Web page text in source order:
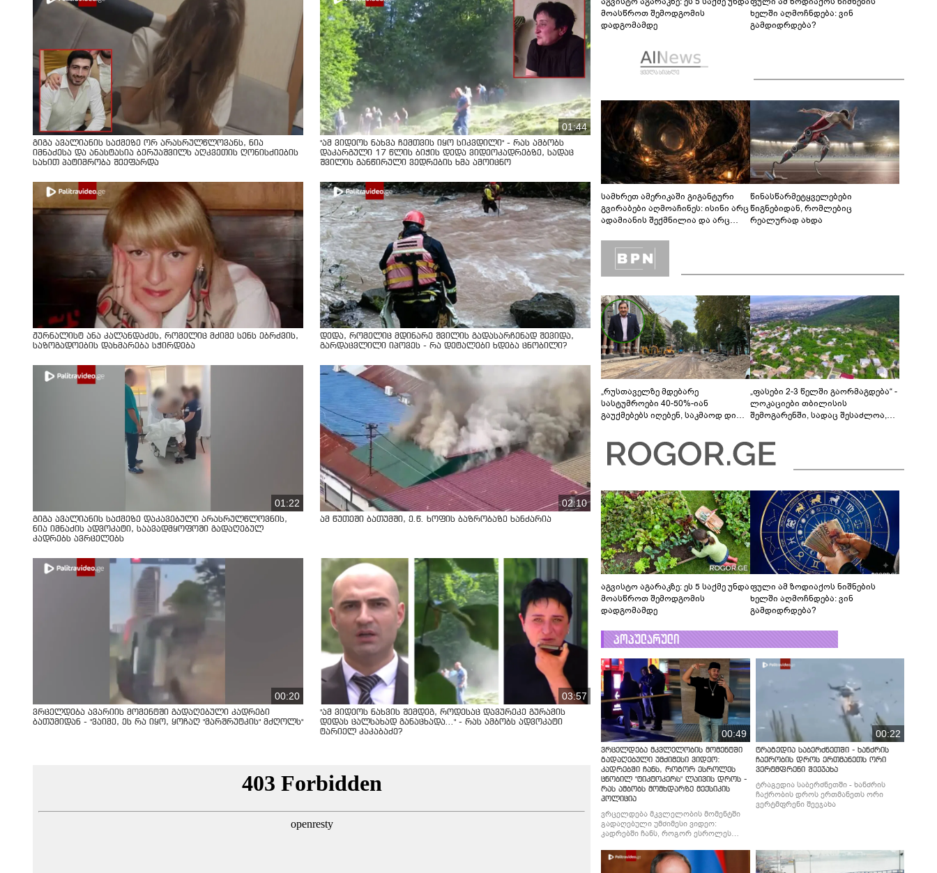
გიგა ავალიანის საქმეზე ორ არასრულწლოვანს, ნია
იმნაძესა და ანასტასია ბერუაშვილს აღკვეთის ღონისძიების
სახით პატიმრობა შეეფარდა
01:44
"ამ ვიდეოს ნახვა ჩემთვის იყო სიკვდილი" - რას ამბობს
დაკარგული 17 წლის ბიჭის დედა ვიდეოკადრებზე, სადაც
შვილის განწირული ვედრების ხმა ამოიცნო
ჟურნალისტ ანა კალანდაძეს, რომელიც მძიმე სენს ებრძვის,
საზოგადოების დახმარება სჭირდება
დედა, რომელიც მდინარე შვილის გადასარჩენად შევიდა,
გარდაცვლილი იპოვეს - რა დეტალები ხდება ცნობილი?
01:22
გიგა ავალიანის საქმეზე დაკავებული არასრულწლოვნის,
ნია იმნაძის ადვოკატი, საავადმყოფოში გადაღებულ
კადრებს ავრცელებს
02:10
ამ წუთეში ბათუმში, ე.წ. ხოფის ბაზრობაზე ხანძარია
00:20
ვრცელდება ავარიის მომენტში გადაღებული კადრები
ბათუმიდან - "ვაიმე, ეს რა იყო, ყოჩაღ "მარშრუტკის" მძღოლს"
03:57
"ამ ვიდეოს ნახვის შემდეგ, როდესაც დავურეკე გურამის
დედას ცალსახად განაცხადა..." - რას ამბობს ადვოკატი
ტარიელ კაკაბაძე?
მოასწროთ შემოდგომის
დადგომამდე
ხელში აღმოჩნდება: ვინ
გამდიდრდება?
სამხრეთ ამერიკაში გიგანტური
გვირაბები აღმოაჩინეს: ისინი არც
ადამიანის შექმნილია და არც
ლაბირინთები?
წინასწარმეტყველებები
წიგნებიდან, რომლებიც
რეალურად ახდა
„რუსთაველზე მდებარე
სასტუმროები 40-50%-იან
გაუქმებებს იღებენ, საკმაოდ დიდი
შეხვდებოდა“
„ფასები 2-3 წელში გაორმაგდება“ -
ლოკაციები თბილისის
შემოგარენში, სადაც შესაძლოა,
აგვისტო აგარაკზე: ეს 5 საქმე უნდა
მოასწროთ შემოდგომის
დადგომამდე
ფული ამ ზოდიაქოს ნიშნების
ხელში აღმოჩნდება: ვინ
გამდიდრდება?
პოპულარული
00:49
ვრცელდება მკვლელობის მომენტში
გადაღებული უმძიმესი ვიდეო:
კადრებში ჩანს, როგორ ესროლეს
ცნობილ "ტიკტოკერს" ლაივის დროს -
რას ამბობს მომხდარზე მექსიკის
პოლიცია
ვრცელდება მკვლელობის მომენტში
გადაღებული უმძიმესი ვიდეო:
კადრებში ჩანს, როგორ ესროლეს
რას ამბობს მომხდარზე მექსიკის
პოლიცია
00:22
ტრაგედია საბერძნეთში - ხანძრის
ჩაქრობის დროს ერთმანეთს ორი
ვერტმფრენი შეეჯახა
ტრაგედია საბერძნეთში - ხანძრის
ჩაქრობის დროს ერთმანეთს ორი
ვერტმფრენი შეეჯახა